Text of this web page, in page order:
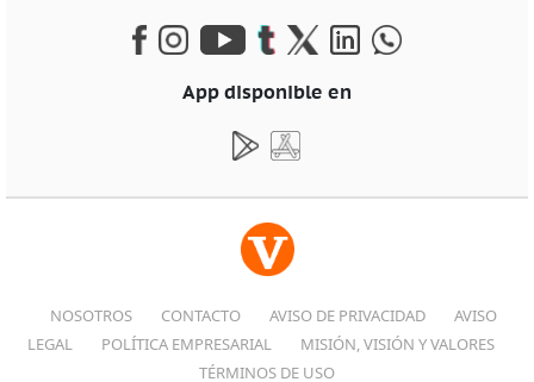
App disponible en
NOSOTROS CONTACTO AVISO DE PRIVACIDAD
AVISO
LEGAL
POLÍTICA EMPRESARIAL
MISIÓN, VISIÓN Y VALORES
TÉRMINOS DE USO